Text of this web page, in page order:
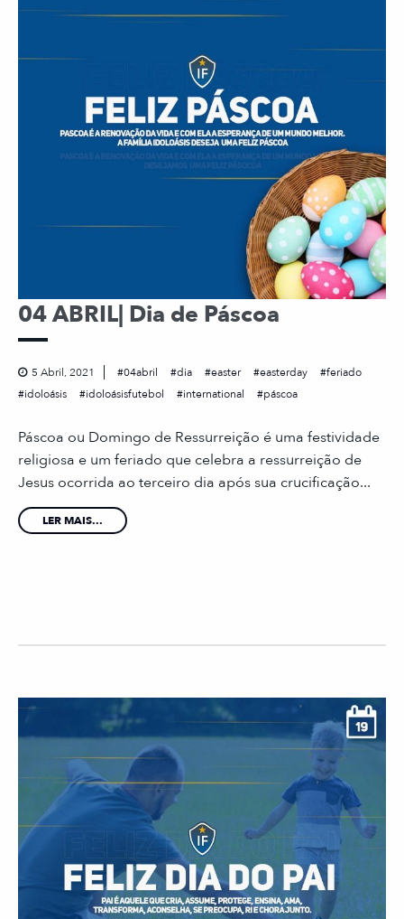
04 ABRIL| Dia de Páscoa
5 Abril, 2021 04abril dia easter easterday
feriado
idoloásis
idoloásisfutebol international páscoa
Páscoa ou Domingo de Ressurreição é uma festividade
religiosa e um feriado que celebra a ressurreição de
Jesus ocorrida ao terceiro dia após sua crucificação...
LER MAIS...